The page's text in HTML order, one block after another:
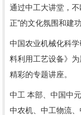
通过中工大讲堂，
正”的文化氛围和建
中国农业机械化科
料利用工艺设备》为
精彩的专题讲座。
中工 本部、中国中
中农机、中工物流